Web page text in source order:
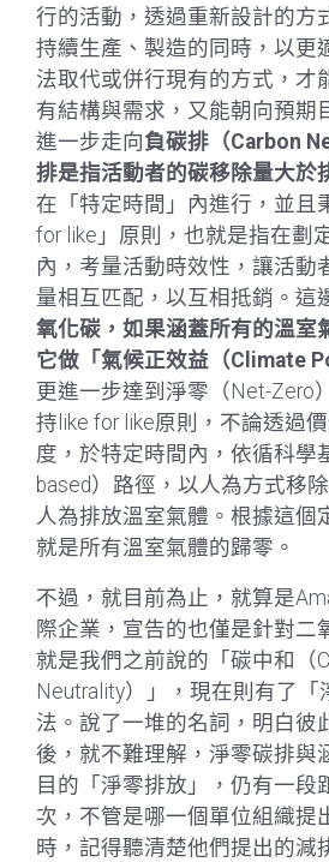
行的活動，透過重新設計的方
持續生產、製造的同時，以更
法取代或併行現有的方式，才
有結構與需求，又能朝向預期
進一步走向負碳排（Carbon
排是指活動者的碳移除量大於
在「特定時間」內進行，並且
for like」原則，也就是指在劃
內，考量活動時效性，讓活動
量相互匹配，以互相抵銷。這
氧化碳，如果涵蓋所有的溫室
它做「氣候正效益（Climate
更進一步達到淨零（Net-Zero
持like for like原則，不論透過
度，於特定時間內，依循科學
based）路徑，以人為方式移
人為排放溫室氣體。根據這個
就是所有溫室氣體的歸零。
不過，就目前為止，就算是
際企業，宣告的也僅是針對二
就是我們之前說的「碳中和（
Neutrality）」，現在則有了「
法。說了一堆的名詞，明白彼
後，就不難理解，淨零碳排與
目的「淨零排放」，仍有一段
次，不管是哪一個單位組織提
時，記得聽清楚他們提出的減